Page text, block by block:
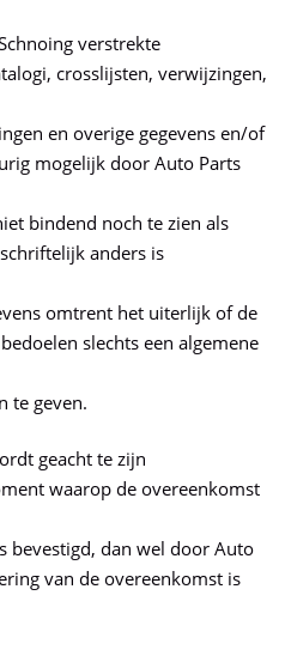
verstrekte
crosslijsten, verwijzingen,
en overige gegevens en/of
mogelijk door Auto Parts
noch te zien als
anders is
omtrent het uiterlijk of de
slechts een algemene
geven.
geacht te zijn
waarop de overeenkomst
dan wel door Auto
van de overeenkomst is